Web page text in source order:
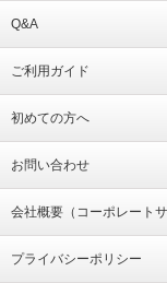
Q&A
ご利用ガイド
初めての方へ
お問い合わせ
会社概要（コーポレートサ
プライバシーポリシー